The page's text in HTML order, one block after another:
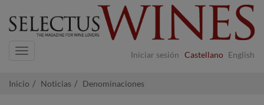
Iniciar sesión Castellano English
Navigation
Inicio Noticias Denominaciones